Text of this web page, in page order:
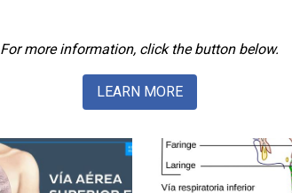
For more information, click the button below.
LEARN MORE